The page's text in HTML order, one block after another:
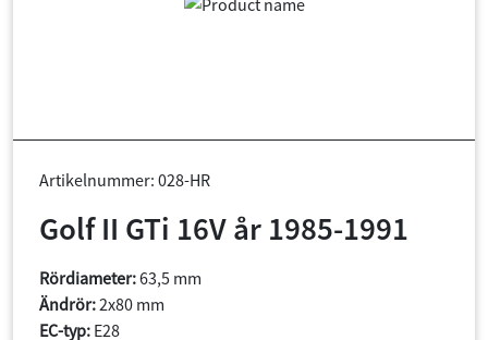
Artikelnummer: 028-HR
Golf II GTi 16V år 1985-1991
Rördiameter:63,5 mm
Ändrör:2x80 mm
EC-typ: E28